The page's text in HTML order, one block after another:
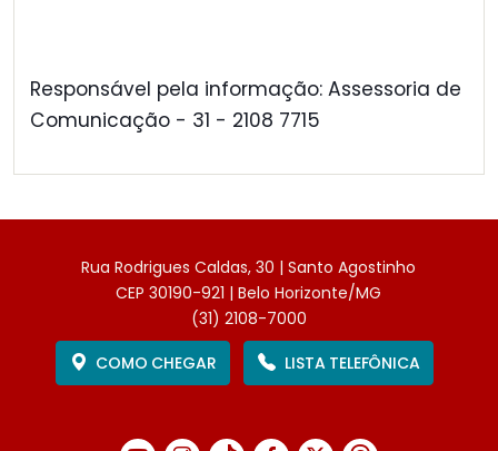
Responsável pela informação: Assessoria de
Comunicação - 31 - 2108 7715
Rua Rodrigues Caldas, 30 | Santo Agostinho
CEP 30190-921 | Belo Horizonte/MG
(31) 2108-7000
COMO CHEGAR
LISTA TELEFÔNICA